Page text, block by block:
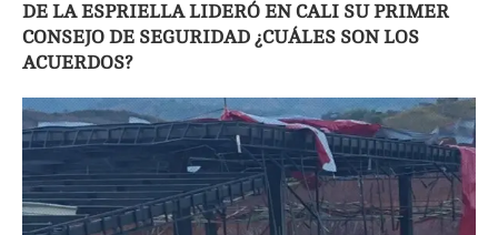
DE LA ESPRIELLA LIDERÓ EN CALI SU PRIMER
CONSEJO DE SEGURIDAD ¿CUÁLES SON LOS
ACUERDOS?